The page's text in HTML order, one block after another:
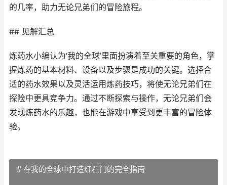
的几率，助力无论兄弟们的冒险旅程。
## 见解汇总
炼药水小编认为‘我的全球’里面扮演着至关重要的角色，掌
握炼药的基本材料、设备以及步骤是成功的关键。选择合
适的药水效果以及灵活运用炼药技巧，将使无论兄弟们在
探险中更具竞争力。通过不断探索与操作，无论兄弟们会
发现炼药水的乐趣，也能在游戏中享受到更丰富的冒险体
验。
# 在我的全球中打造红石门的完全指南